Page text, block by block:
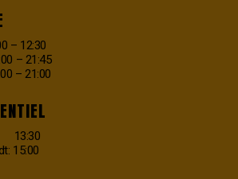
– 12:30
21:45
21:00
13:30
15:00